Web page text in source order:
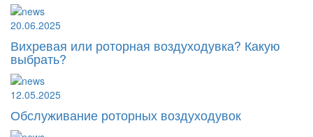
20.06.2025
Вихревая или роторная воздуходувка? Какую
выбрать?
12.05.2025
Обслуживание роторных воздуходувок